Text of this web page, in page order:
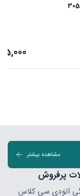
مشاهده بیشتر
پرفروش
اتودی سی کلاس